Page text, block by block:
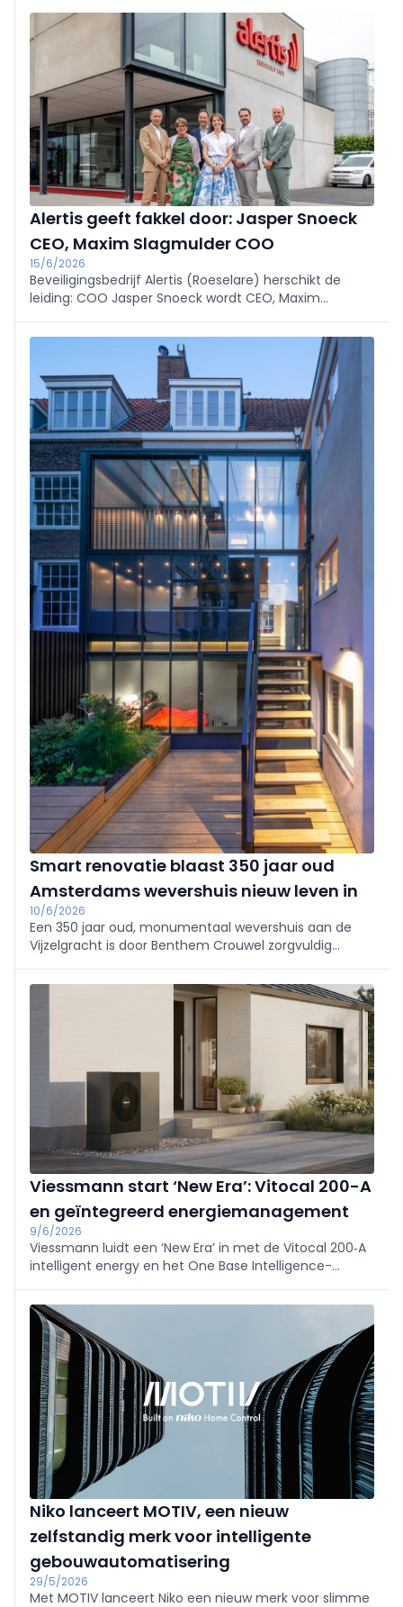
toegangsoplossingen willen ze controle op afstand en
tijdelijke toegang mogelijk maken. Bedrijf: Europees
marktleider sinds 2015.
Alertis geeft fakkel door: Jasper Snoeck
CEO, Maxim Slagmulder COO
15/6/2026
Beveiligingsbedrijf Alertis (Roeselare) herschikt de
leiding: COO Jasper Snoeck wordt CEO, Maxim
bestuurder. De drie jaar voorbereide overdracht wijzigt
de strategie niet en moet verdere groei en remote
services versnellen.
Smart renovatie blaast 350 jaar oud
Amsterdams wevershuis nieuw leven in
10/6/2026
Een 350 jaar oud, monumentaal wevershuis aan de
Vijzelgracht is door Benthem Crouwel zorgvuldig
open glazen achtergevel en licht interieur. Gira-
technologie (KNX, tastsensor 4.55, E2, System 106)
Viessmann start ‘New Era’: Vitocal 200-A
en geïntegreerd energiemanagement
9/6/2026
Viessmann luidt een ‘New Era’ in met de Vitocal 200‑A
intelligent energy en het One Base Intelligence-
Universal Controller bieden geïntegreerde, stille, snel te
installeren totaaloplossingen en extra groeikansen
voor installateurs.
Niko lanceert MOTIV, een nieuw
zelfstandig merk voor intelligente
gebouwautomatisering
29/5/2026
Met MOTIV lanceert Niko een nieuw merk voor slimme